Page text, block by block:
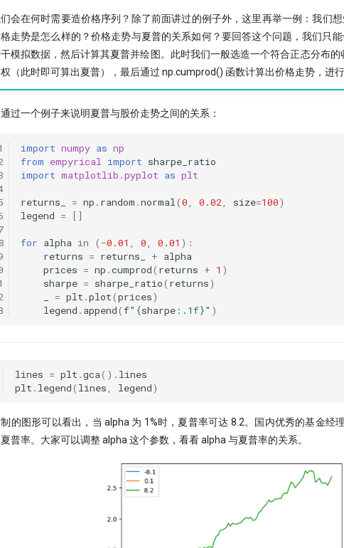
会在何时需要造价格序列？除了前面讲过的例子外，这里再举一例：我们
走势是怎么样的？价格走势与夏普的关系如何？要回答这个问题，我们只能
模拟数据，然后计算其夏普并绘图。此时我们一般选造一个符合正态分布
（此时即可算出夏普），最后通过 np.cumprod() 函数计算出价格走势，进行
过一个例子来说明夏普与股价走势之间的关系：
import numpy as np
from empyrical import sharpe_ratio
import matplotlib.pyplot as plt
returns_ = np . random .normal (0 0.02 size=100)
legend = []
for alpha in ( -0.01 0 0.01 ):
returns = returns_ + alpha
prices = np .cumprod( returns + 1 )
sharpe = sharpe_ratio( returns)
= plt .plot(prices)
legend . append(f" {sharpe : .1f}" )
lines = plt .gca() . lines
plt . legend( lines legend)
制的图形可以看出，当 alpha 为 1%时，夏普率可达 8.2。国内优秀的基金经
普率。大家可以调整 alpha 这个参数，看看 alpha 与夏普率的关系。